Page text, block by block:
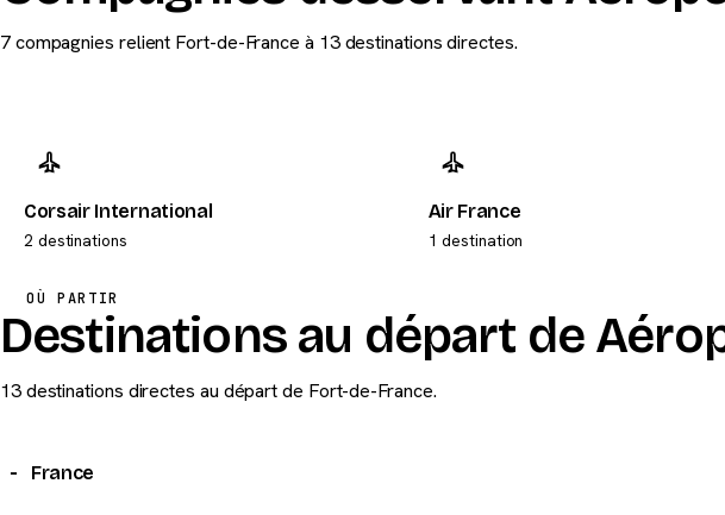
7 compagnies relient Fort-de-France à 13 destinations directes.
Corsair International
2 destinations
Air France
1 destination
OÙ PARTIR
Destinations au départ de
13 destinations directes au départ de Fort-de-France.
France